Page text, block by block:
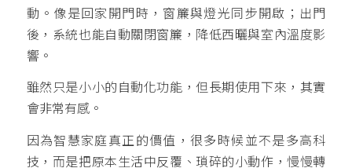
動。像是回家開門時，窗簾與燈光同步開啟；出門
後，系統也能自動關閉窗簾，降低西曬與室內溫度影
響。
雖然只是小小的自動化功能，但長期使用下來，其實
會非常有感。
因為智慧家庭真正的價值，很多時候並不是多高科
技，而是把原本生活中反覆、瑣碎的小動作，慢慢轉